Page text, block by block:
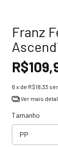
Franz
6 x de R$18,33
Ver mais
Tamanho